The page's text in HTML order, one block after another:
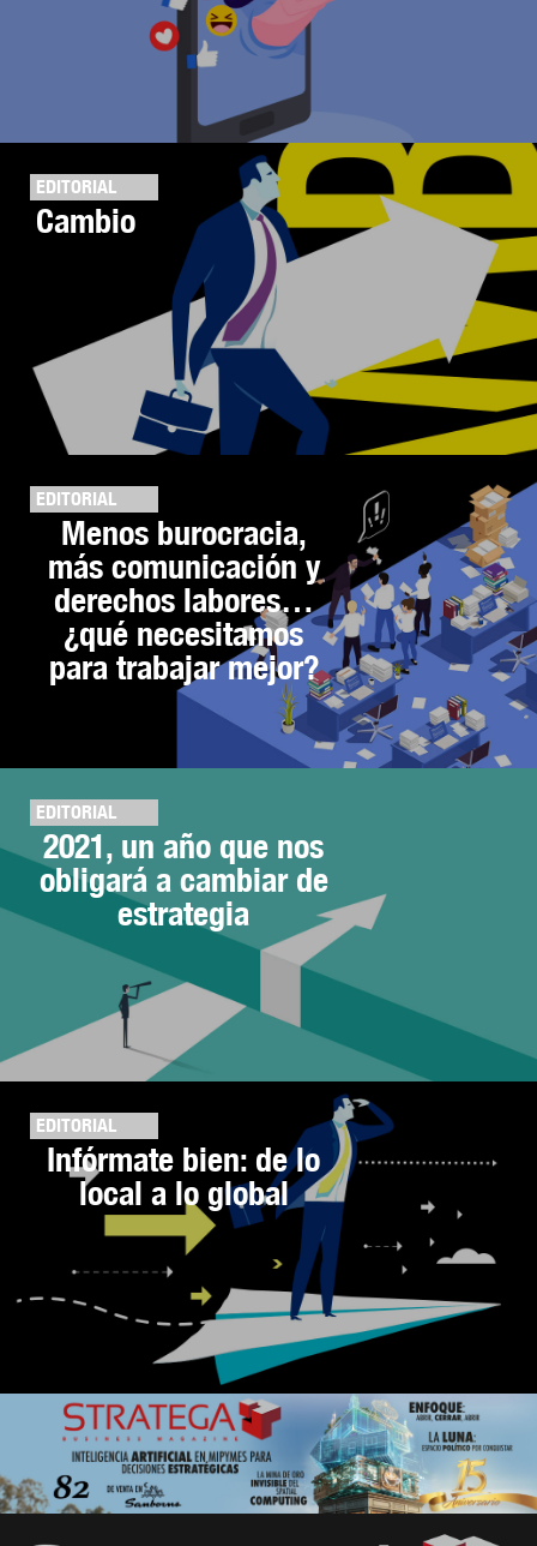
EDITORIAL
Cambio
EDITORIAL
Menos burocracia,
más comunicación y
derechos labores…
¿qué necesitamos
para trabajar mejor?
EDITORIAL
2021, un año que nos
obligará a cambiar de
estrategia
EDITORIAL
Infórmate bien: de lo
local a lo global